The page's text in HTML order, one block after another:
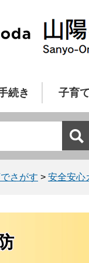
続き 子育
さがす > 安全安心